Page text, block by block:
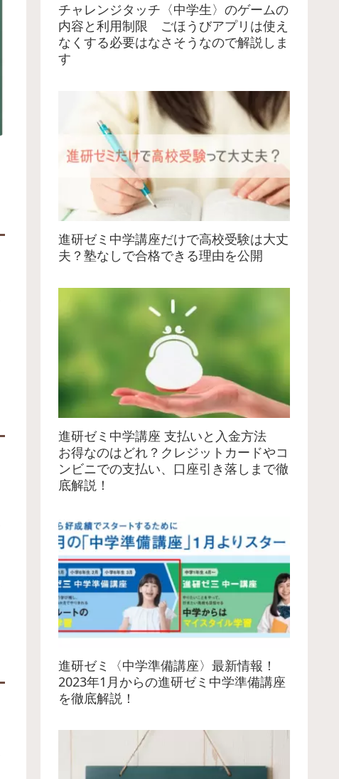
チャレンジタッチ〈中学生〉のゲームの
内容と利用制限 ごほうびアプリは使え
なくする必要はなさそうなので解説しま
す
進研ゼミ中学講座だけで高校受験は大丈
夫？塾なしで合格できる理由を公開
進研ゼミ中学講座 支払いと入金方法
お得なのはどれ？クレジットカードやコ
ンビニでの支払い、口座引き落しまで徹
底解説！
進研ゼミ〈中学準備講座〉最新情報！
2023年1月からの進研ゼミ中学準備講座
を徹底解説！